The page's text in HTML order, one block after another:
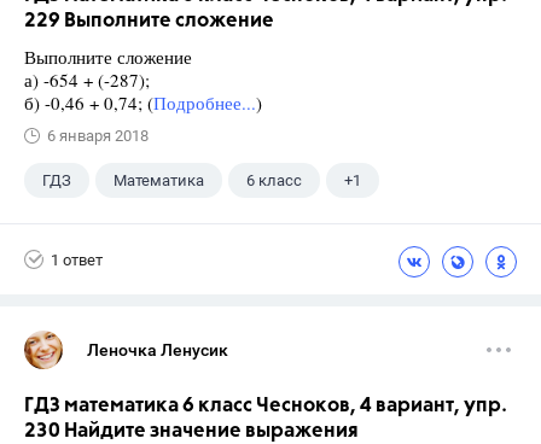
229 Выполните сложение
Выполните сложение
а) -654 + (-287);
б) -0,46 + 0,74; (Подробнее...)
6 января 2018
ГДЗ Математика 6 класс +1
1 ответ
Леночка Ленусик
ГДЗ математика 6 класс Чесноков, 4 вариант, упр.
230 Найдите значение выражения